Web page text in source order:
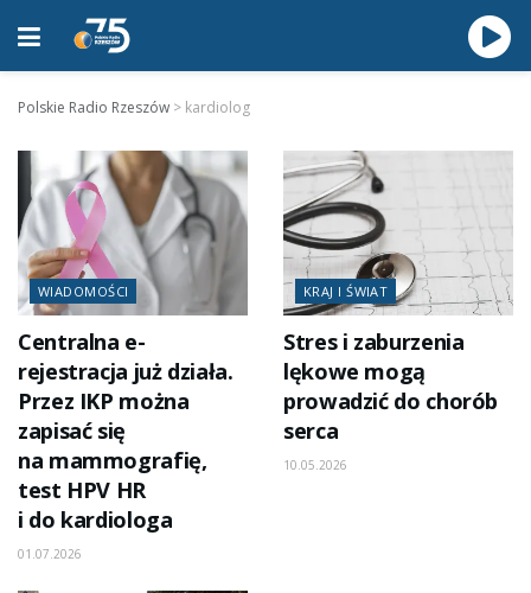
Polskie Radio Rzeszów > kardiolog
WIADOMOŚCI
Centralna e-
rejestracja już działa.
Przez IKP można
zapisać się
na mammografię,
test HPV HR
i do kardiologa
01.07.2026
KRAJ I ŚWIAT
Stres i zaburzenia
lękowe mogą
prowadzić do chorób
serca
10.05.2026